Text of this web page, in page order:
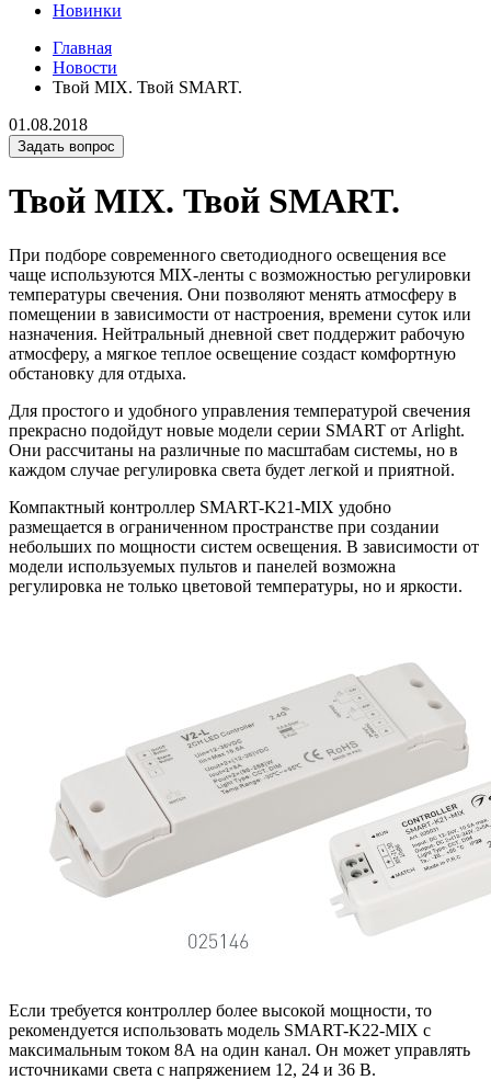
Новинки
Главная
Новости
Твой MIX. Твой SMART.
01.08.2018
Задать вопрос
Твой MIX. Твой SMART.
При подборе современного светодиодного освещения все
чаще используются MIX-ленты с возможностью регулировки
температуры свечения. Они позволяют менять атмосферу в
помещении в зависимости от настроения, времени суток или
назначения. Нейтральный дневной свет поддержит рабочую
атмосферу, а мягкое теплое освещение создаст комфортную
обстановку для отдыха.
Для простого и удобного управления температурой свечения
прекрасно подойдут новые модели серии SMART от Arlight.
Они рассчитаны на различные по масштабам системы, но в
каждом случае регулировка света будет легкой и приятной.
Компактный контроллер SMART-K21-MIX удобно
размещается в ограниченном пространстве при создании
небольших по мощности систем освещения. В зависимости от
модели используемых пультов и панелей возможна
регулировка не только цветовой температуры, но и яркости.
Если требуется контроллер более высокой мощности, то
рекомендуется использовать модель SMART-K22-MIX с
максимальным током 8А на один канал. Он может управлять
источниками света с напряжением 12, 24 и 36 В.